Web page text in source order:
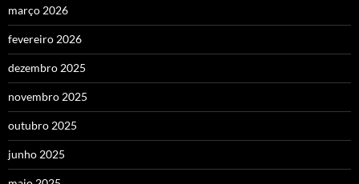
março 2026
fevereiro 2026
dezembro 2025
novembro 2025
outubro 2025
junho 2025